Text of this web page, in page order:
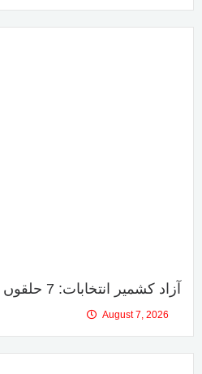
آزاد کشمیر انتخابات: 7 حلقوں پر پولنگ ملتوی
August 7, 2026